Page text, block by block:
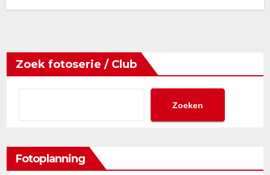
Zoek fotoserie / Club
Zoeken
Fotoplanning